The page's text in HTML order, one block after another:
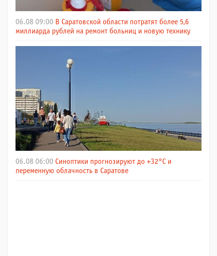
06.08 09:00 В Саратовской области потратят более 5,6
миллиарда рублей на ремонт больниц и новую технику
06.08 06:00 Синоптики прогнозируют до +32°C и
переменную облачность в Саратове